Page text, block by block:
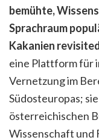
bemühte,
Sprachraum
Kakanien
eine Plattform für
Vernetzung im
Südosteuropas;
österreichischen
Wissenschaft und